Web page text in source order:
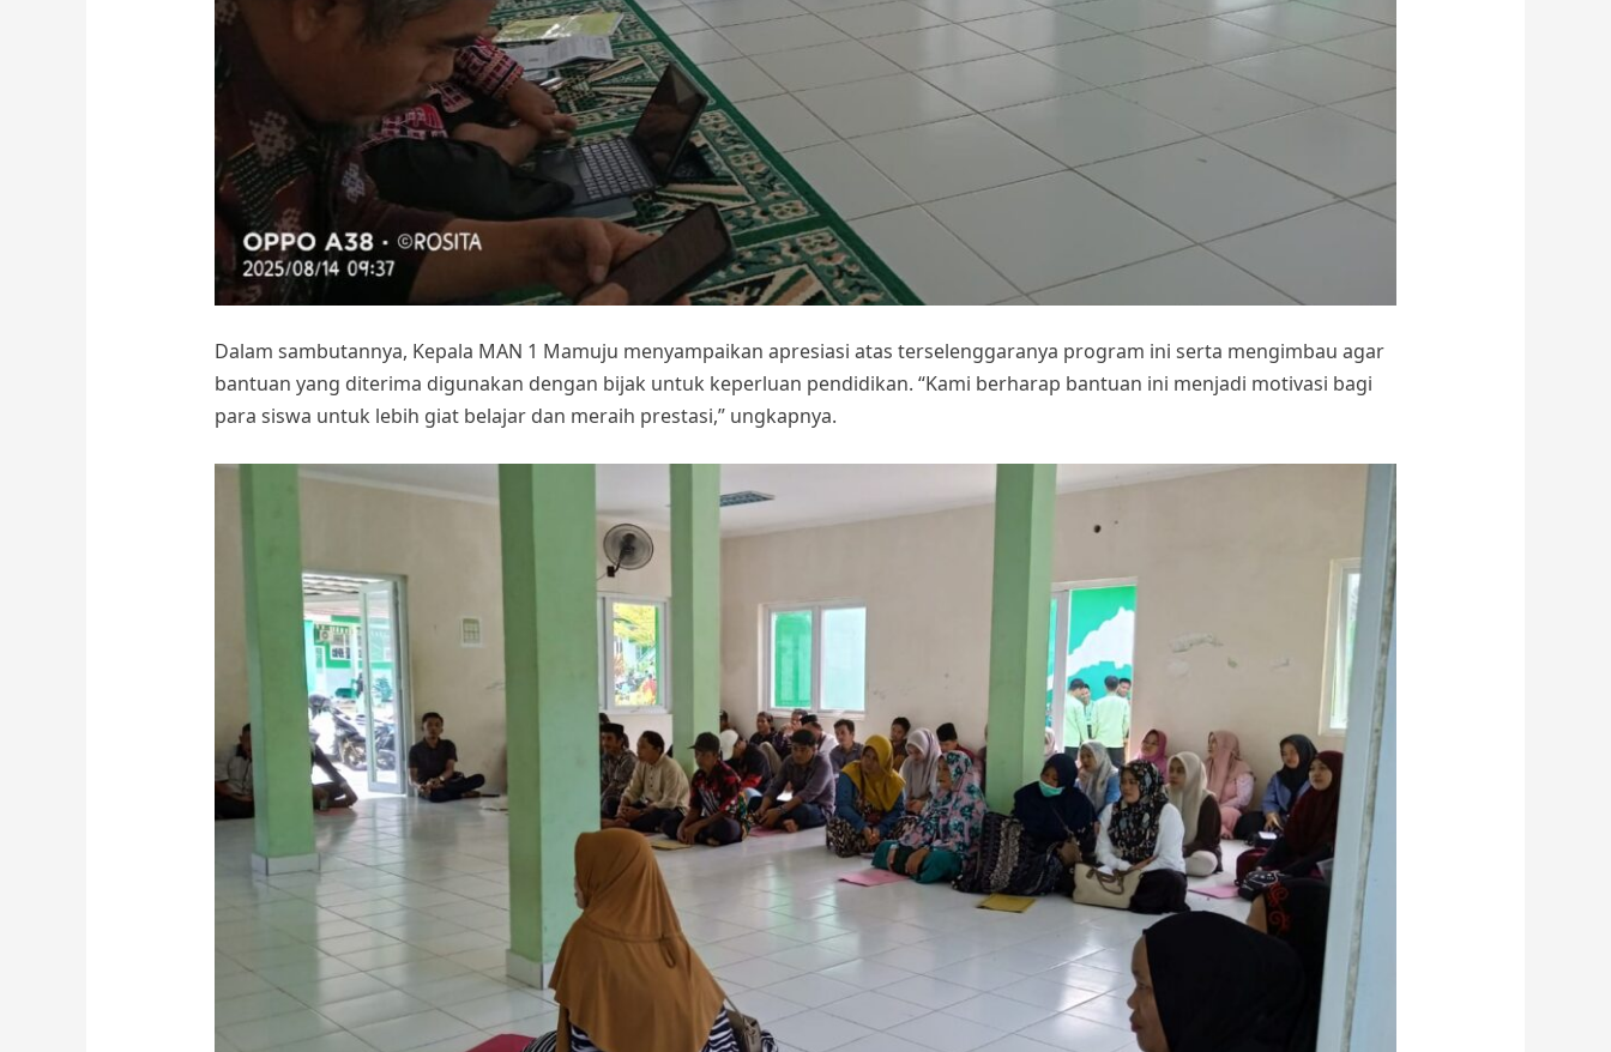
Dalam sambutannya, Kepala MAN 1 Mamuju menyampaikan apresiasi atas terselenggaranya program ini serta mengimbau agar
bantuan yang diterima digunakan dengan bijak untuk keperluan pendidikan. “Kami berharap bantuan ini menjadi motivasi bagi
para siswa untuk lebih giat belajar dan meraih prestasi,” ungkapnya.